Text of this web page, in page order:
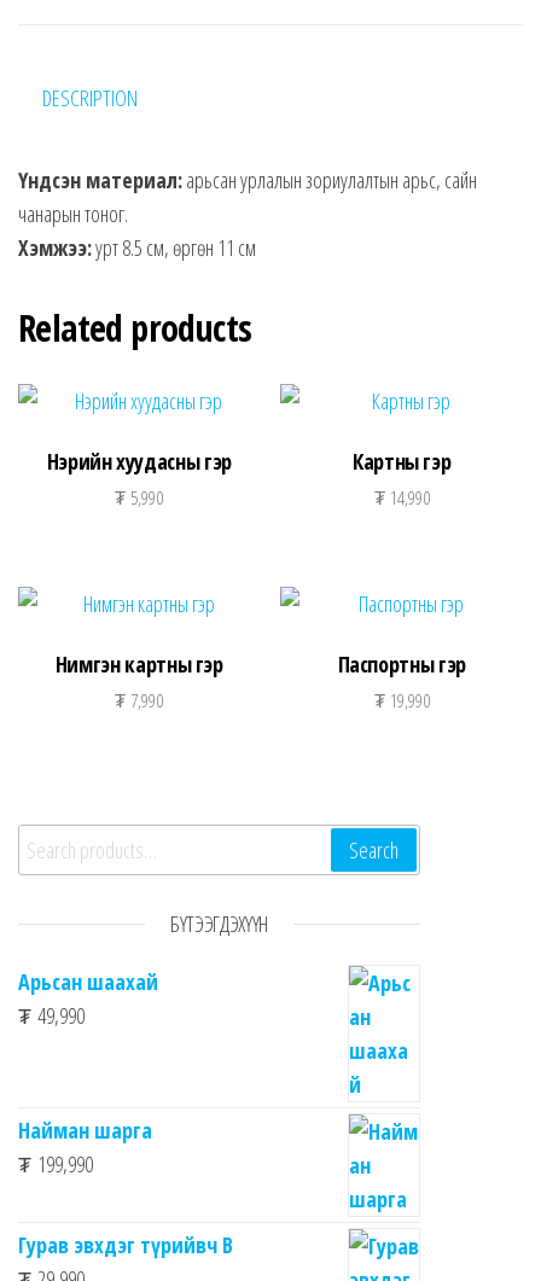
DESCRIPTION
Үндсэн материал:арьсан урлалын зориулалтын арьс, сайн
чанарын тоног.
Хэмжээ:урт 8.5 см, өргөн 11 см
Related products
Нэрийн хуудасны гэр
₮ 5,990
Картны гэр
₮14,990
Нимгэн картны гэр
₮ 7,990
Паспортны гэр
₮19,990
Search for: Search
БҮТЭЭГДЭХҮҮН
Арьсан шаахай
₮ 49,990
Найман шарга
₮ 199,990
Гурав эвхдэг түрийвч B